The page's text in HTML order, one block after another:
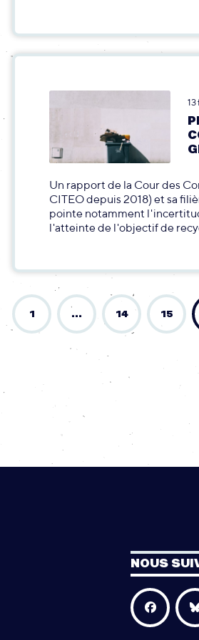
13
Un rapport de la Cour des
CITEO depuis 2018) et sa
pointe notamment
l'atteinte de l'objectif de
1 … 14 15
NOUS